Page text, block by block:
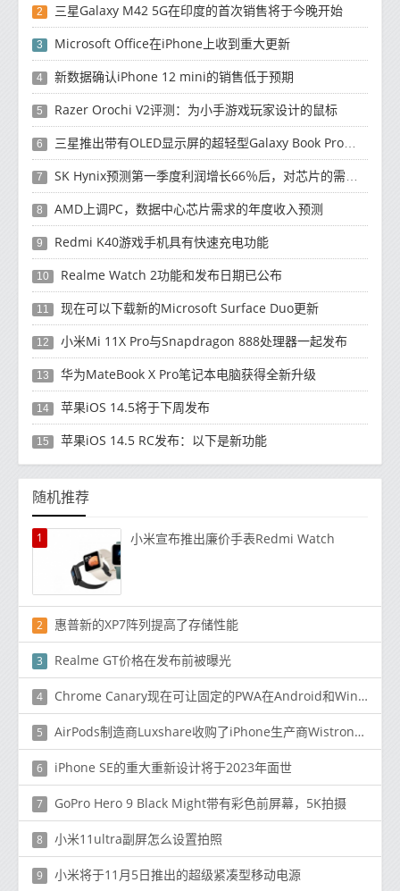
2 三星Galaxy M42 5G在印度的首次销售将于今晚开始
3 Microsoft Office在iPhone上收到重大更新
4 新数据确认iPhone 12 mini的销售低于预期
5 Razer Orochi V2评测：为小手游戏玩家设计的鼠标
6 三星推出带有OLED显示屏的超轻型Galaxy Book Pro和Galaxy Book Pro 360笔记本电脑
7 SK Hynix预测第一季度利润增长66％后，对芯片的需求将增强
8 AMD上调PC，数据中心芯片需求的年度收入预测
9 Redmi K40游戏手机具有快速充电功能
10 Realme Watch 2功能和发布日期已公布
11 现在可以下载新的Microsoft Surface Duo更新
12 小米Mi 11X Pro与Snapdragon 888处理器一起发布
13 华为MateBook X Pro笔记本电脑获得全新升级
14 苹果iOS 14.5将于下周发布
15 苹果iOS 14.5 RC发布：以下是新功能
随机推荐
1 小米宣布推出廉价手表Redmi Watch
2 惠普新的XP7阵列提高了存储性能
3 Realme GT价格在发布前被曝光
4 Chrome Canary现在可让固定的PWA在Android和Windows上显示应用程序快捷方式
5 AirPods制造商Luxshare收购了iPhone生产商Wistron的两家子公司
6 iPhone SE的重大重新设计将于2023年面世
7 GoPro Hero 9 Black Might带有彩色前屏幕，5K拍摄
8 小米11ultra副屏怎么设置拍照
9 小米将于11月5日推出的超级紧凑型移动电源